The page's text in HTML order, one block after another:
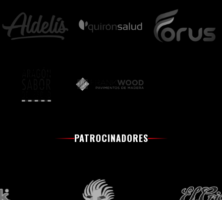
PATROCINADORES